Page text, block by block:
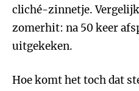
cliché-zinnetje.
zomerhit: na 50 keer
uitgekeken.
Hoe komt het toch dat